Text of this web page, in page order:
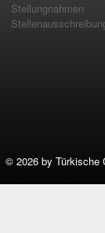
Stellungnahmen
© 2026 by Türkische